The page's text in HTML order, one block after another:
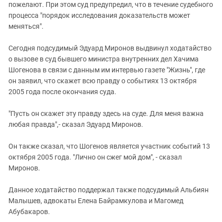
пожелают. При этом суд предупредил, что в течение судебного
процесса "порядок исследования доказательств может
меняться".
Сегодня подсудимый Эдуард Миронов выдвинул ходатайство
о вызове в суд бывшего министра внутренних дел Хачима
Шогенова в связи с данным им интервью газете "Жизнь", где
он заявил, что скажет всю правду о событиях 13 октября
2005 года после окончания суда.
"Пусть он скажет эту правду здесь на суде. Для меня важна
любая правда",- сказал Эдуард Миронов.
Он также сказал, что Шогенов является участник событий 13
октября 2005 года. "Лично он сжег мой дом", - сказал
Миронов.
Данное ходатайство поддержал также подсудимый Альбиян
Малышев, адвокаты Елена Байрамкулова и Магомед
Абубакаров.